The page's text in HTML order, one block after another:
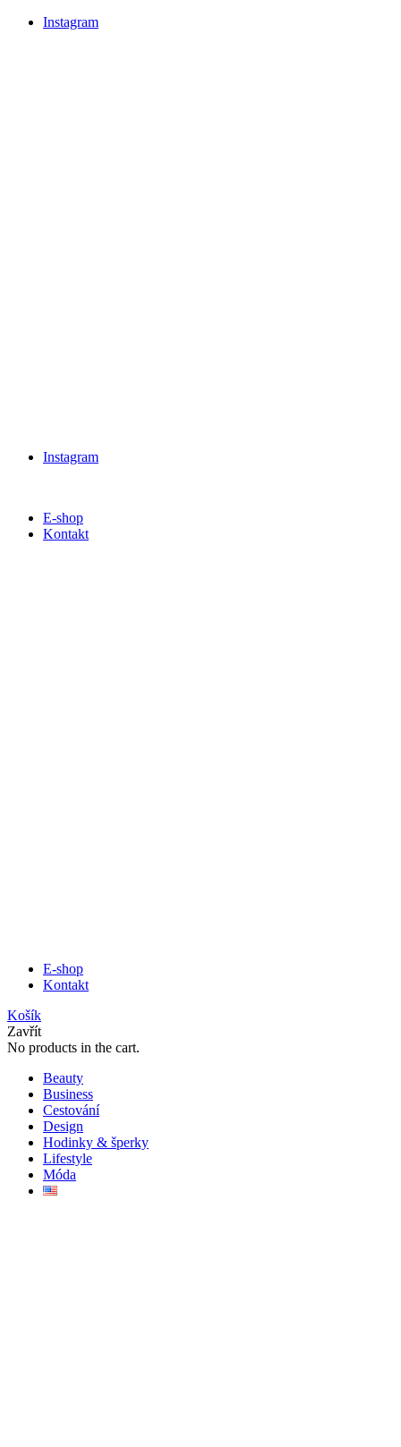
Instagram
Instagram
E-shop
Kontakt
E-shop
Kontakt
Košík
Zavřít
No products in the cart.
Beauty
Business
Cestování
Design
Hodinky & šperky
Lifestyle
Móda